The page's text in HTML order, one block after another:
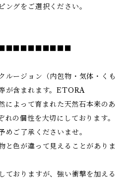
ングをご選択ください。
ルージョン（内包物・気体・くも
が含まれます。ETORA
によって育まれた天然石本来のあ
れの個性を大切にしております。
めご了承くださいませ。
と色が違って見えることがありま
ておりますが、強い衝撃を加える